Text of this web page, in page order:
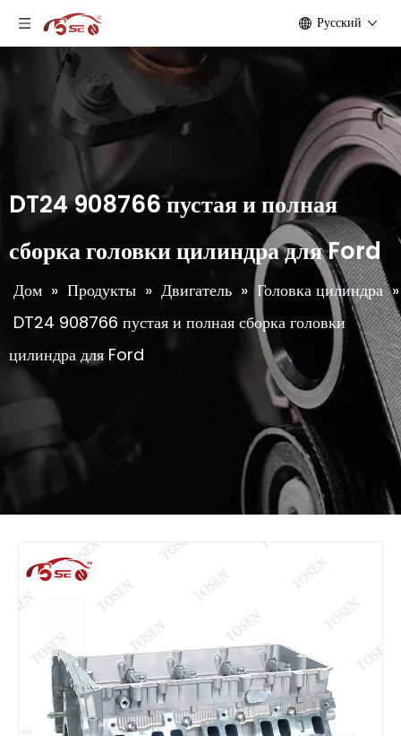
Pусский
DT24 908766 пустая и полная
сборка головки цилиндра для Ford
Дом » Продукты » Двигатель » Головка цилиндра »
DT24 908766 пустая и полная сборка головки
цилиндра для Ford